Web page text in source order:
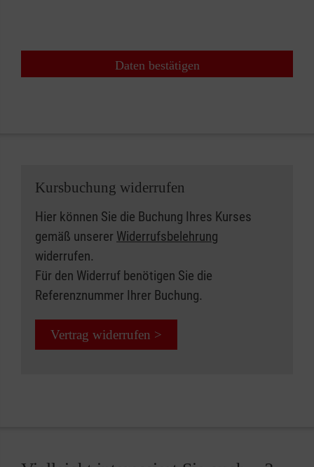
Daten bestätigen
Kursbuchung widerrufen
Hier können Sie die Buchung Ihres Kurses
gemäß unserer Widerrufsbelehrung
widerrufen.
Für den Widerruf benötigen Sie die
Referenznummer Ihrer Buchung.
Vertrag widerrufen >